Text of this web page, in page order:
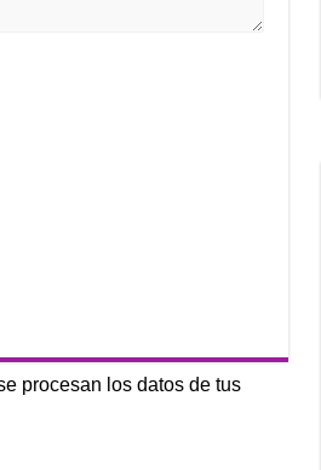
procesan los datos de tus